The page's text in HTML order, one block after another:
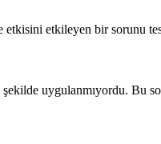
etkileyen bir sorunu
uygulanmıyordu. Bu